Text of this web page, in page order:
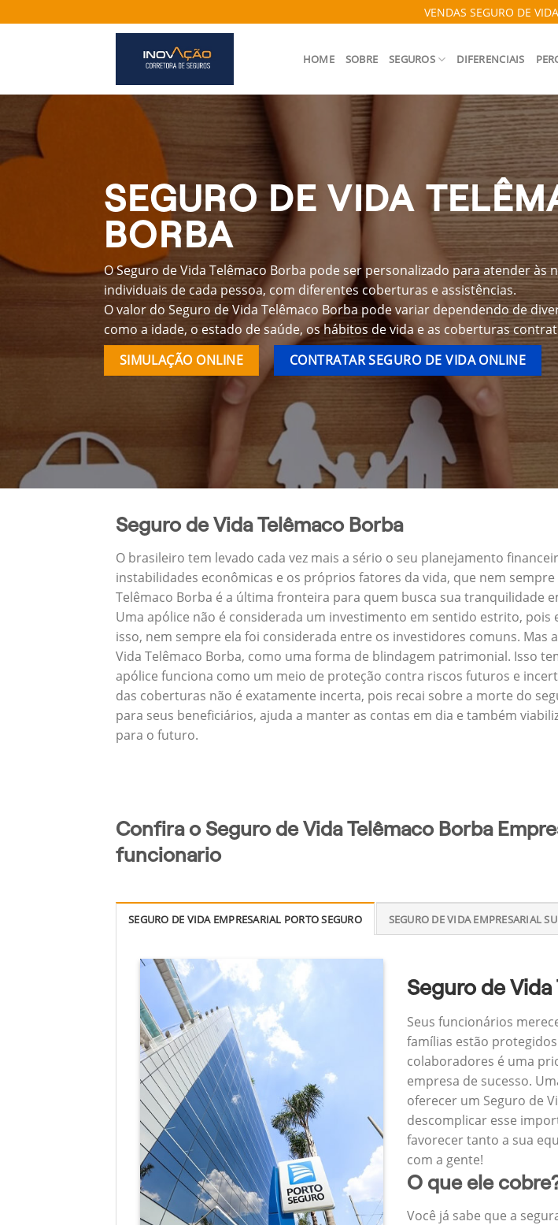
to
VENDAS SEGURO DE
HOME SOBRE SEGUROS DIFERENCIAIS
SEGURO DE VIDA
BORBA
O Seguro de Vida Telêmaco Borba pode ser personalizado para atender às
individuais de cada pessoa, com diferentes coberturas e assistências.
O valor do Seguro de Vida Telêmaco Borba pode variar dependendo de
como a idade, o estado de saúde, os hábitos de vida e as coberturas
SIMULAÇÃO ONLINE
CONTRATAR SEGURO DE VIDA ONLINE
Seguro de Vida Telêmaco Borba
O brasileiro tem levado cada vez mais a sério o seu planejamento
instabilidades econômicas e os próprios fatores da vida, que nem
Telêmaco Borba é a última fronteira para quem busca sua tranquilidade
Uma apólice não é considerada um investimento em sentido estrito,
isso, nem sempre ela foi considerada entre os investidores comuns.
Vida Telêmaco Borba, como uma forma de blindagem patrimonial. Isso
apólice funciona como um meio de proteção contra riscos futuros e
das coberturas não é exatamente incerta, pois recai sobre a morte do
para seus beneficiários, ajuda a manter as contas em dia e também
para o futuro.
Confira o Seguro de Vida Telêmaco Borba
funcionario
SEGURO DE VIDA EMPRESARIAL PORTO SEGURO SEGURO DE VIDA EMPRESARIAL
Seguro de Vida
Seus funcionários
famílias estão
colaboradores é uma
empresa de sucesso.
oferecer um Seguro de
descomplicar esse
favorecer tanto a sua
com a gente!
O que ele
Você já sabe que a